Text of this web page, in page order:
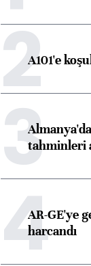
2A101'e
3tahminleri
4AR-GE'ye
harcandı